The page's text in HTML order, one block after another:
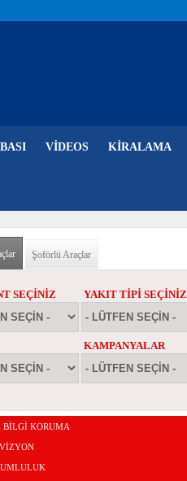
VIDEOS KIRALAMA
(etkin sekme)
Şoförlü Araçlar
SEÇINIZ YAKIT TIPI SEÇINIZ
KAMPANYALAR
KORUMA